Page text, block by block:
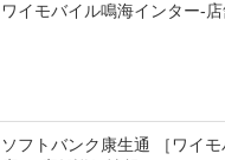
ワイモバイル鳴海インター-
ソフトバンク康生通 ［ワイ